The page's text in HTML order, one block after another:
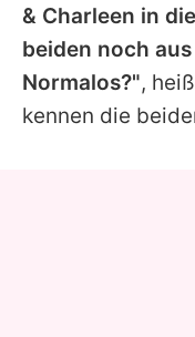
& Charleen in
beiden noch
Normalos?",
kennen die